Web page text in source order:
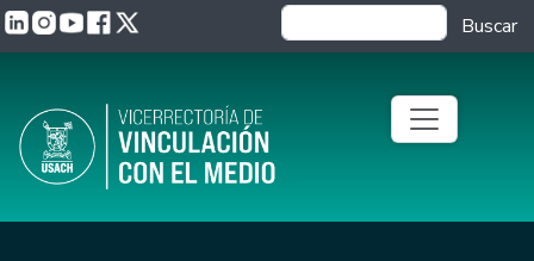
Pasar al contenido principalBuscar